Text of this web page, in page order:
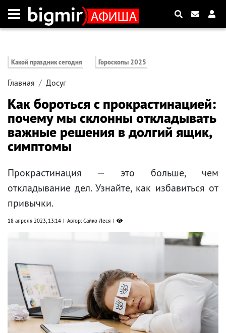
Какой праздник сегодня Гороскопы 2025
Главная Досуг
Как бороться с прокрастинацией:
почему мы склонны откладывать
важные решения в долгий ящик,
симптомы
Прокрастинация — это больше, чем
откладывание дел. Узнайте, как избавиться от
привычки.
18 апреля 2023, 13:14 Автор: Сайко Леся